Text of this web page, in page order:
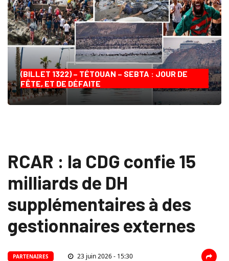
(BILLET 1322) – TÉTOUAN – SEBTA : JOUR DE
FÊTE, ET DE DÉFAITE
RCAR : la CDG confie 15
milliards de DH
supplémentaires à des
gestionnaires externes
PARTENAIRES 23 juin 2026 - 15:30